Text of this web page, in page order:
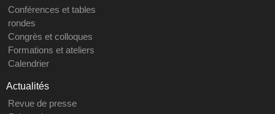
Conférences et tables
rondes
Congrès et colloques
Formations et ateliers
Calendrier
Actualités
Revue de presse